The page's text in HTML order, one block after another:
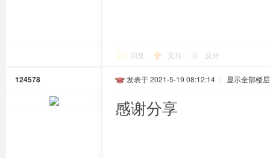
回复 支持 反对
124578 发表于 2021-5-19 08:12:14 | 显示全部楼层
感谢分享